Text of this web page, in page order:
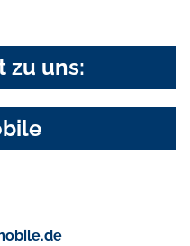
zu uns: